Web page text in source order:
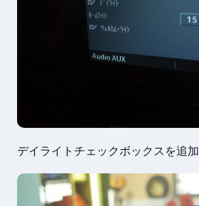
デイライトチェックボックスを追加